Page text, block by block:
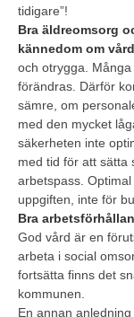
tidigare”!
Bra äldreomsorg
kännedom om
och otrygga.
förändras. Därför
sämre, om
med den mycket
säkerheten inte
med tid för att sätta
arbetspass.
uppgiften, inte för
Bra
God vård är en
arbeta i social
fortsätta finns det
kommunen.
En annan